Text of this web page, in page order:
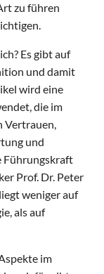
zu führen
Es gibt auf
und damit
wird eine
die im
Vertrauen,
und
Führungskraft
Prof. Dr. Peter
weniger auf
als auf
im